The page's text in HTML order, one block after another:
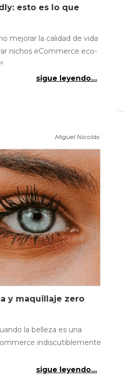
esto es lo que
mejorar la calidad de vida
nichos eCommerce eco-
sigue leyendo...
Miguel Nicolás
y maquillaje zero
la belleza es una
indiscutiblemente
sigue leyendo...